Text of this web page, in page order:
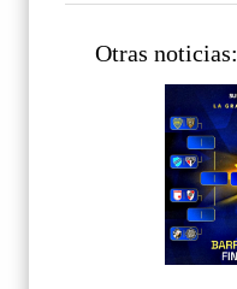
Otras noticias: